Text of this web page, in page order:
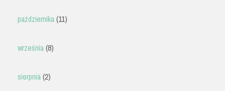
października(11)
września(8)
sierpnia(2)